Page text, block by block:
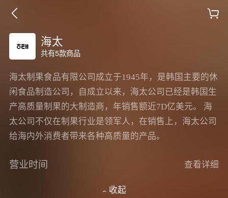
海太
共有5款商品
海太制果食品有限公司成立于1945年，是韩国主要的休
闲食品制造公司，自成立以来，海太公司已经是韩国生
产高质量制果的大制造商，年销售额近7D亿美元。 海
太公司不仅在制果行业是领军人，在销售上，海太公司
给海内外消费者带来各种高质量的产品。
营业时间 查看详细
收起